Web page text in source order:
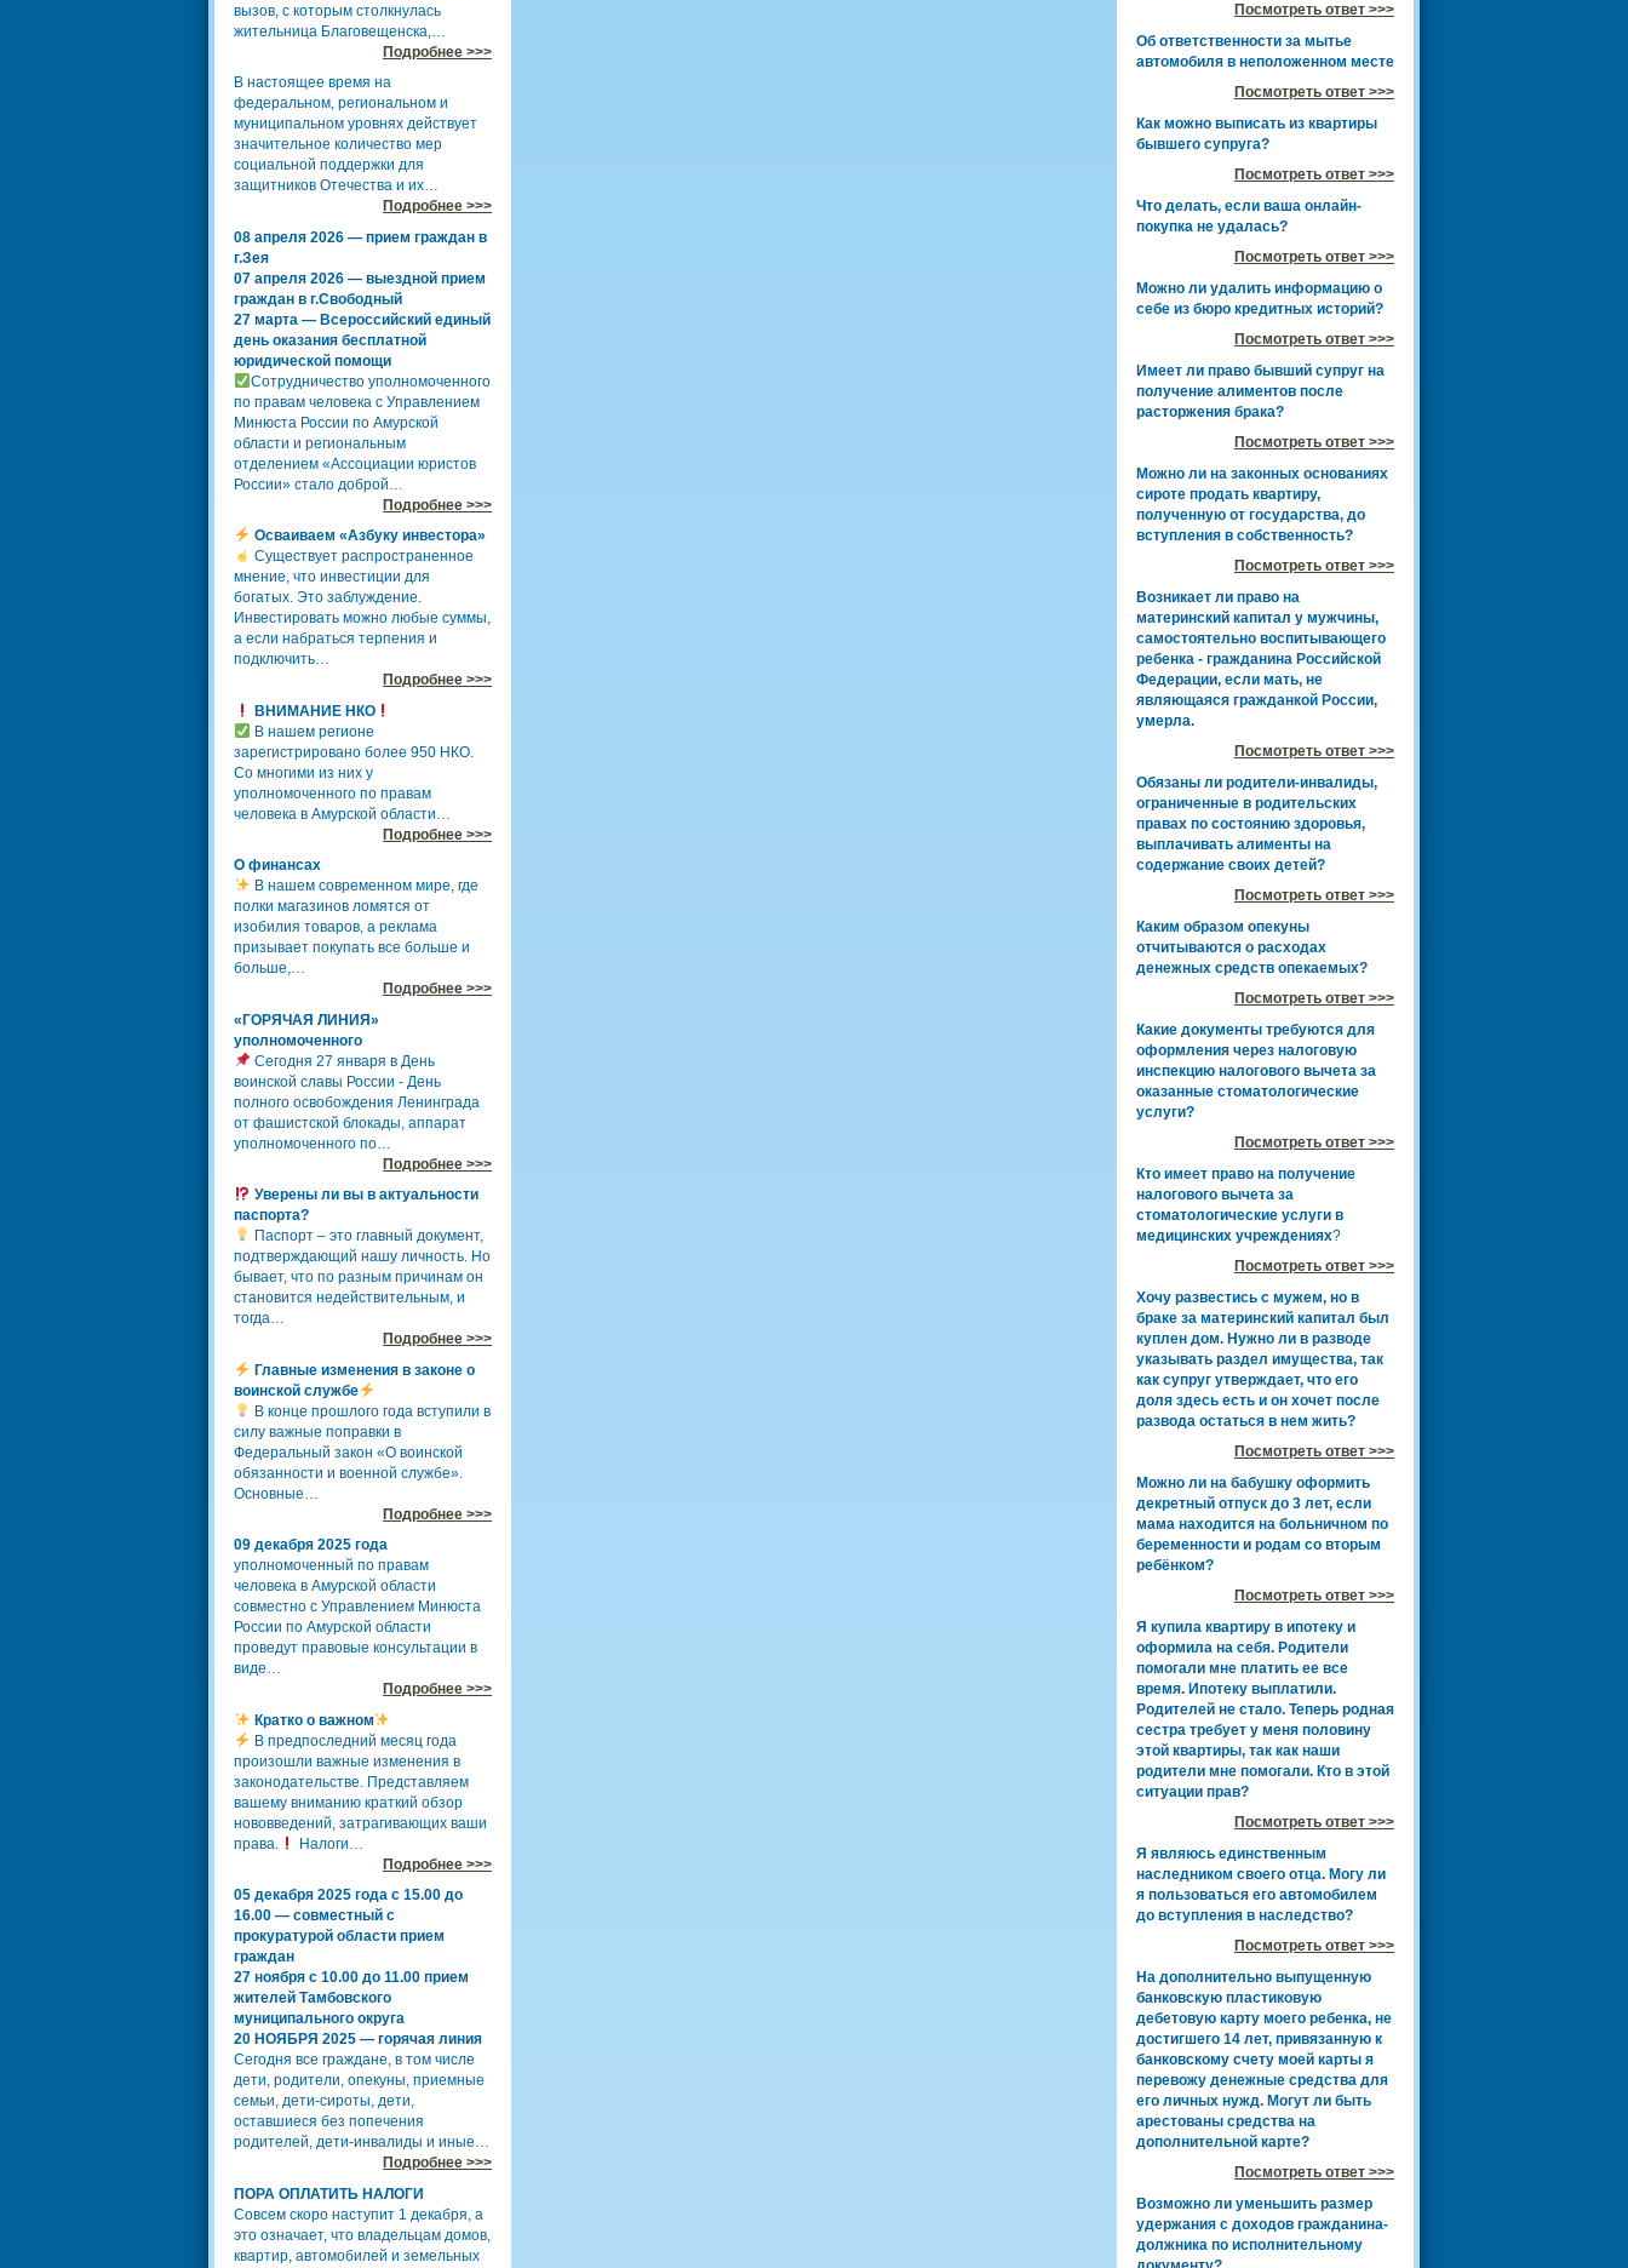
вызов, с которым столкнулась
жительница Благовещенска,…
Подробнее >>>
В настоящее время на
федеральном, региональном и
муниципальном уровнях действует
значительное количество мер
социальной поддержки для
защитников Отечества и их…
Подробнее >>>
08 апреля 2026 — прием граждан в
г.Зея
07 апреля 2026 — выездной прием
граждан в г.Свободный
27 марта — Всероссийский единый
день оказания бесплатной
юридической помощи
Сотрудничество уполномоченного
по правам человека с Управлением
Минюста России по Амурской
области и региональным
отделением «Ассоциации юристов
России» стало доброй…
Подробнее >>>
Осваиваем «Азбуку инвестора»
Существует распространенное
мнение, что инвестиции для
богатых. Это заблуждение.
Инвестировать можно любые суммы,
а если набраться терпения и
подключить…
Подробнее >>>
ВНИМАНИЕ НКО
В нашем регионе
зарегистрировано более 950 НКО.
Со многими из них у
уполномоченного по правам
человека в Амурской области…
Подробнее >>>
О финансах
В нашем современном мире, где
полки магазинов ломятся от
изобилия товаров, а реклама
призывает покупать все больше и
больше,…
Подробнее >>>
«ГОРЯЧАЯ ЛИНИЯ»
уполномоченного
Сегодня 27 января в День
воинской славы России - День
полного освобождения Ленинграда
от фашистской блокады, аппарат
уполномоченного по…
Подробнее >>>
Уверены ли вы в актуальности
паспорта?
Паспорт – это главный документ,
подтверждающий нашу личность. Но
бывает, что по разным причинам он
становится недействительным, и
тогда…
Подробнее >>>
Главные изменения в законе о
воинской службе
В конце прошлого года вступили в
силу важные поправки в
Федеральный закон «О воинской
обязанности и военной службе».
Основные…
Подробнее >>>
09 декабря 2025 года
уполномоченный по правам
человека в Амурской области
совместно с Управлением Минюста
России по Амурской области
проведут правовые консультации в
виде…
Подробнее >>>
Кратко о важном
В предпоследний месяц года
произошли важные изменения в
законодательстве. Представляем
вашему вниманию краткий обзор
нововведений, затрагивающих ваши
права.
Налоги…
Подробнее >>>
05 декабря 2025 года с 15.00 до
16.00 — совместный с
прокуратурой области прием
граждан
27 ноября с 10.00 до 11.00 прием
жителей Тамбовского
муниципального округа
20 НОЯБРЯ 2025 — горячая линия
Сегодня все граждане, в том числе
дети, родители, опекуны, приемные
семьи, дети-сироты, дети,
оставшиеся без попечения
родителей, дети-инвалиды и иные…
Подробнее >>>
ПОРА ОПЛАТИТЬ НАЛОГИ
Совсем скоро наступит 1 декабря, а
это означает, что владельцам домов,
квартир, автомобилей и земельных
Посмотреть ответ >>>
Об ответственности за мытье
автомобиля в неположенном месте
Посмотреть ответ >>>
Как можно выписать из квартиры
бывшего супруга?
Посмотреть ответ >>>
Что делать, если ваша онлайн-
покупка не удалась?
Посмотреть ответ >>>
Можно ли удалить информацию о
себе из бюро кредитных историй?
Посмотреть ответ >>>
Имеет ли право бывший супруг на
получение алиментов после
расторжения брака?
Посмотреть ответ >>>
Можно ли на законных основаниях
сироте продать квартиру,
полученную от государства, до
вступления в собственность?
Посмотреть ответ >>>
Возникает ли право на
материнский капитал у мужчины,
самостоятельно воспитывающего
ребенка - гражданина Российской
Федерации, если мать, не
являющаяся гражданкой России,
умерла.
Посмотреть ответ >>>
Обязаны ли родители-инвалиды,
ограниченные в родительских
правах по состоянию здоровья,
выплачивать алименты на
содержание своих детей?
Посмотреть ответ >>>
Каким образом опекуны
отчитываются о расходах
денежных средств опекаемых?
Посмотреть ответ >>>
Какие документы требуются для
оформления через налоговую
инспекцию налогового вычета за
оказанные стоматологические
услуги?
Посмотреть ответ >>>
Кто имеет право на получение
налогового вычета за
стоматологические услуги в
медицинских учреждениях?
Посмотреть ответ >>>
Хочу развестись с мужем, но в
браке за материнский капитал был
куплен дом. Нужно ли в разводе
указывать раздел имущества, так
как супруг утверждает, что его
доля здесь есть и он хочет после
развода остаться в нем жить?
Посмотреть ответ >>>
Можно ли на бабушку оформить
декретный отпуск до 3 лет, если
мама находится на больничном по
беременности и родам со вторым
ребёнком?
Посмотреть ответ >>>
Я купила квартиру в ипотеку и
оформила на себя. Родители
помогали мне платить ее все
время. Ипотеку выплатили.
Родителей не стало. Теперь родная
сестра требует у меня половину
этой квартиры, так как наши
родители мне помогали. Кто в этой
ситуации прав?
Посмотреть ответ >>>
Я являюсь единственным
наследником своего отца. Могу ли
я пользоваться его автомобилем
до вступления в наследство?
Посмотреть ответ >>>
На дополнительно выпущенную
банковскую пластиковую
дебетовую карту моего ребенка, не
достигшего 14 лет, привязанную к
банковскому счету моей карты я
перевожу денежные средства для
его личных нужд. Могут ли быть
арестованы средства на
дополнительной карте?
Посмотреть ответ >>>
Возможно ли уменьшить размер
удержания с доходов гражданина-
должника по исполнительному